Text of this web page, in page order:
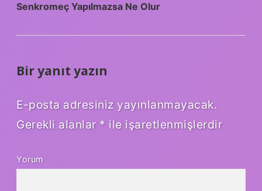
Senkromeç Yapılmazsa Ne Olur
Bir yanıt yazın
E-posta adresiniz yayınlanmayacak.
Gerekli alanlar * ile işaretlenmişlerdir
Yorum